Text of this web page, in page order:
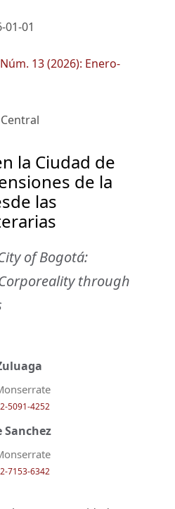
01-01
13 (2026): Enero-
la Ciudad de
de la
las
of Bogotá:
through
5091-4252
Sanchez
7153-6342